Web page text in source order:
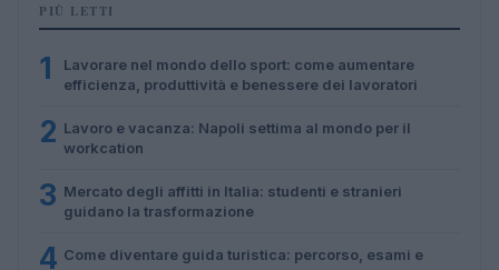
PIÙ LETTI
1
Lavorare nel mondo dello sport: come aumentare
efficienza, produttività e benessere dei lavoratori
2 Lavoro e vacanza: Napoli settima al mondo per il
workcation
3 Mercato degli affitti in Italia: studenti e stranieri
guidano la trasformazione
4 Come diventare guida turistica: percorso, esami e